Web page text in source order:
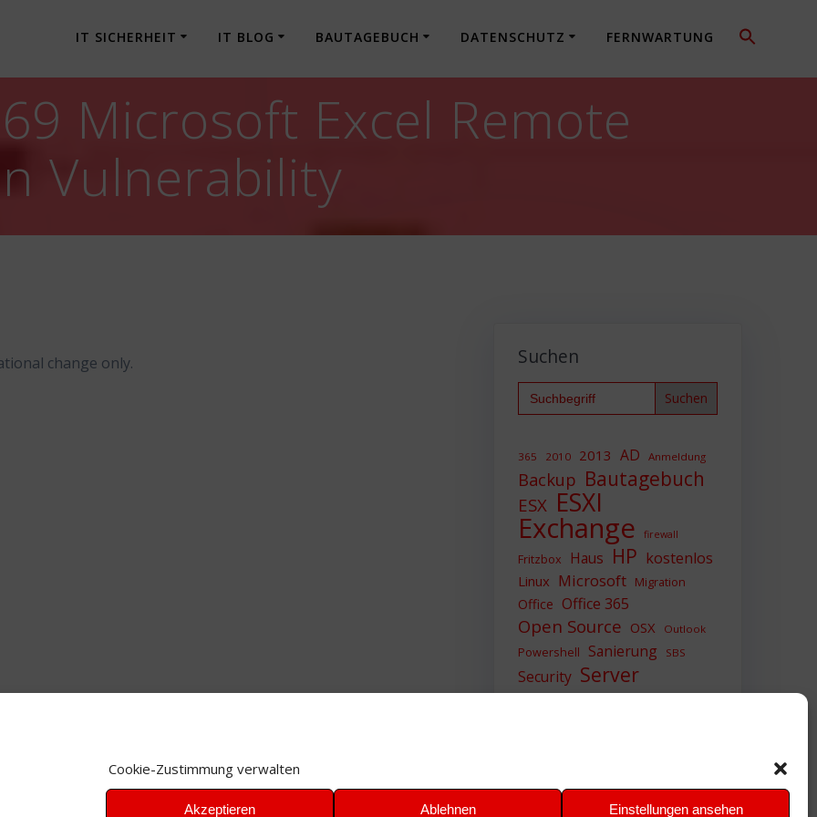
Cookie-Zustimmung verwalten
Akzeptieren Ablehnen Einstellungen ansehen
IT SICHERHEIT IT BLOG BAUTAGEBUCH DATENSCHUTZ FERNWARTUNG
Microsoft Excel Remote
Vulnerability
change only. Suchen
Search
for:
365 2010 2013 AD Anmeldung
Backup Bautagebuch
ESX ESXI
Exchange firewall
Fritzbox Haus HP kostenlos
Linux Microsoft Migration
Office Office 365
Open Source OSX Outlook
Powershell Sanierung SBS
Security Server
Sicherheit SIEM
VMWare VPN WAZUH